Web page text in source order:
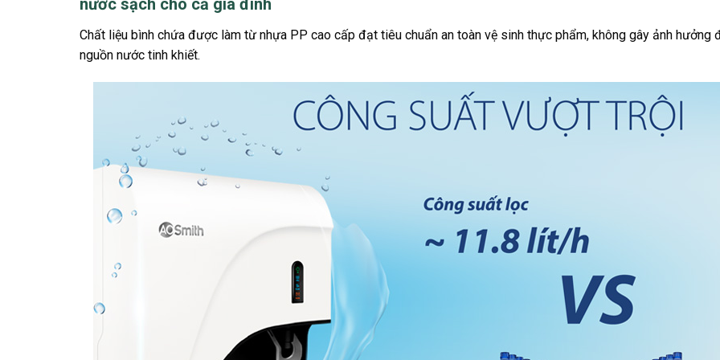
nước sạch cho cả gia đình
Chất liệu bình chứa được làm từ nhựa PP cao cấp đạt tiêu chuẩn an toàn vệ sinh thực phẩm, không gây ảnh hưởng
nguồn nước tinh khiết.